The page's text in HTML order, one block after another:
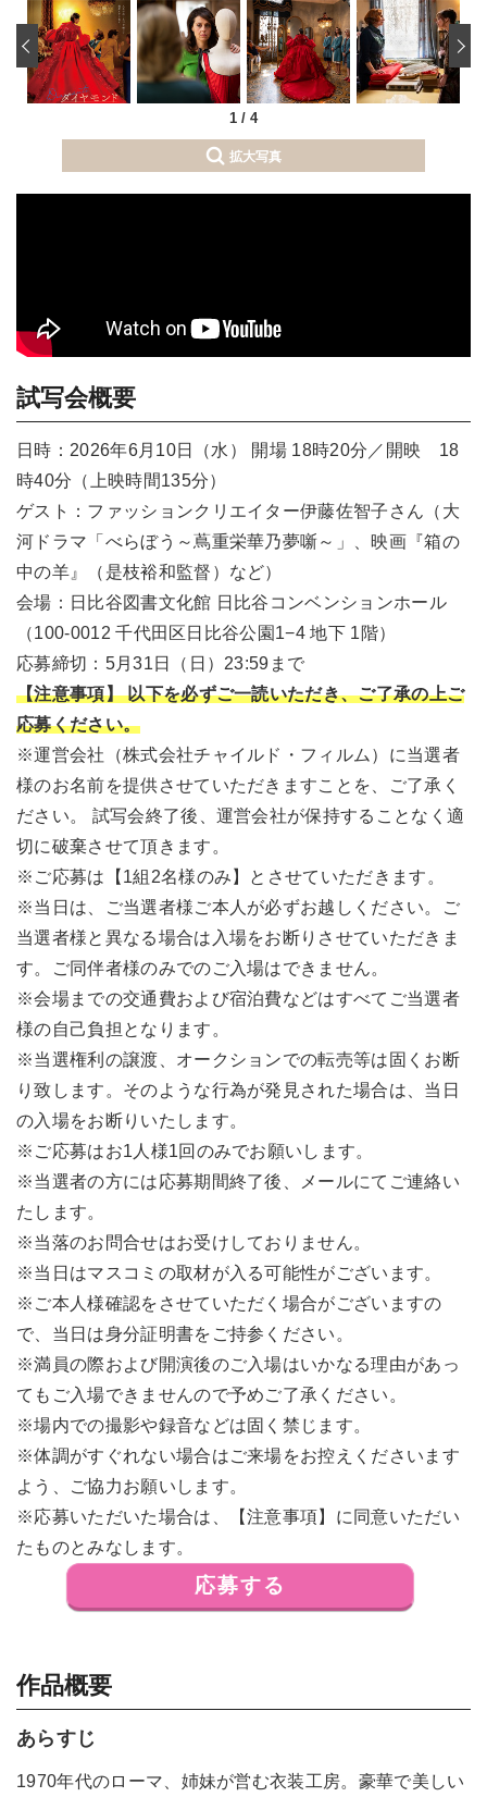
1 / 4
‹
拡大写真
試写会概要
日時：2026年6月10日（水） 開場 18時20分／開映 18
時40分（上映時間135分）
ゲスト：ファッションクリエイター伊藤佐智子さん（大
河ドラマ「べらぼう～蔦重栄華乃夢噺～」、映画『箱の
中の羊』（是枝裕和監督）など）
会場：日比谷図書文化館 日比谷コンベンションホール
（100-0012 千代田区日比谷公園1−4 地下 1階）
応募締切：5月31日（日）23:59まで
【注意事項】 以下を必ずご一読いただき、ご了承の上ご
応募ください。
※運営会社（株式会社チャイルド・フィルム）に当選者
様のお名前を提供させていただきますことを、ご了承く
ださい。 試写会終了後、運営会社が保持することなく適
切に破棄させて頂きます。
※ご応募は【1組2名様のみ】とさせていただきます。
※当日は、ご当選者様ご本人が必ずお越しください。ご
当選者様と異なる場合は入場をお断りさせていただきま
す。ご同伴者様のみでのご入場はできません。
※会場までの交通費および宿泊費などはすべてご当選者
様の自己負担となります。
※当選権利の譲渡、オークションでの転売等は固くお断
り致します。そのような行為が発見された場合は、当日
の入場をお断りいたします。
※ご応募はお1人様1回のみでお願いします。
※当選者の方には応募期間終了後、メールにてご連絡い
たします。
※当落のお問合せはお受けしておりません。
※当日はマスコミの取材が入る可能性がございます。
※ご本人様確認をさせていただく場合がございますの
で、当日は身分証明書をご持参ください。
※満員の際および開演後のご入場はいかなる理由があっ
てもご入場できませんので予めご了承ください。
※場内での撮影や録音などは固く禁じます。
※体調がすぐれない場合はご来場をお控えくださいます
よう、ご協力お願いします。
※応募いただいた場合は、【注意事項】に同意いただい
たものとみなします。
応募する
作品概要
あらすじ
1970年代のローマ、姉妹が営む衣装工房。豪華で美しい